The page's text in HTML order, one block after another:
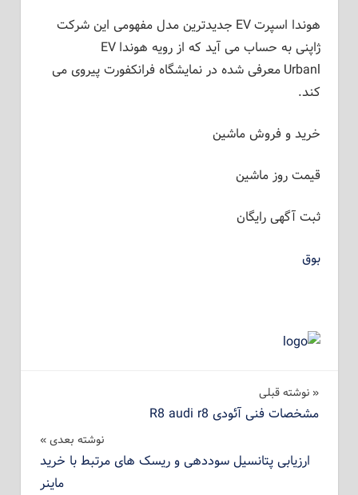
هوندا اسپرتEV جدیدترین مدل مفهومی این شرکت
ژاپنی به حساب می آید که از رویه هونداEV
Urbanlمعرفی شده در نمایشگاه فرانکفورت پیروی می
کند.
خرید و فروش ماشین
قیمت روز ماشین
ثبت آگهی رایگان
بوق
راهبری
نوشته
نوشته‌ قبلی
مشخصات فنی آئودی R8 audi r8
نوشته بعدی
ارزیابی پتانسیل سوددهی و ریسک‌ های مرتبط با خرید
ماینر